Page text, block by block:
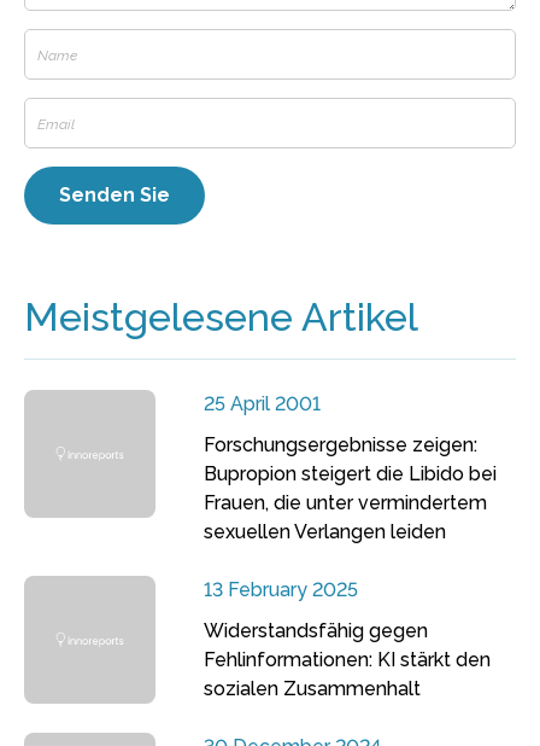
Meistgelesene Artikel
25 April 2001
Forschungsergebnisse zeigen:
Bupropion steigert die Libido bei
Frauen, die unter vermindertem
sexuellen Verlangen leiden
13 February 2025
Widerstandsfähig gegen
Fehlinformationen: KI stärkt den
sozialen Zusammenhalt